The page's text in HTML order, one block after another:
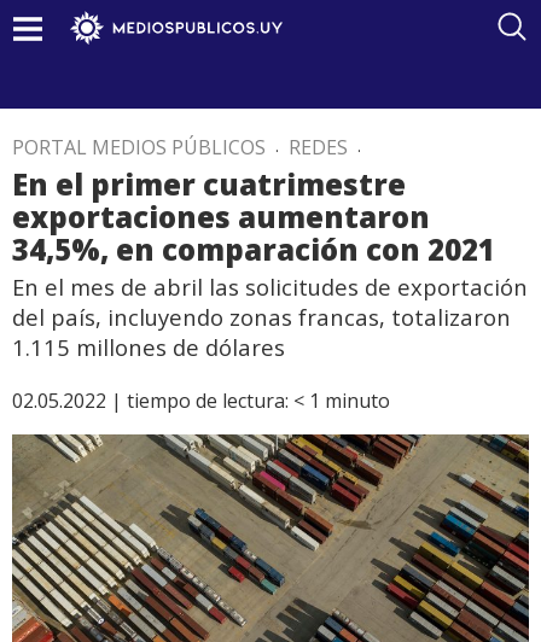
PORTAL MEDIOS PÚBLICOS . REDES .
En el primer cuatrimestre
exportaciones aumentaron
34,5%, en comparación con 2021
En el mes de abril las solicitudes de exportación
del país, incluyendo zonas francas, totalizaron
1.115 millones de dólares
02.05.2022 | tiempo de lectura: < 1 minuto